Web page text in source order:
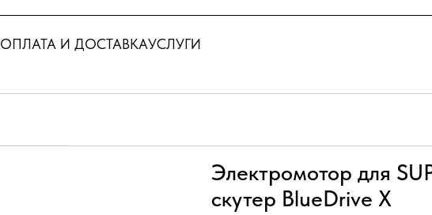
ОПЛАТА И ДОСТАВКАУСЛУГИ
Электромотор для
скутер BlueDrive X